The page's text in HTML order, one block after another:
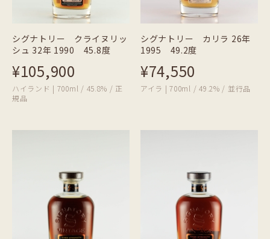
シグナトリー クライヌリッ
シュ 32年 1990 45.8度
¥105,900
ハイランド | 700ml / 45.8% / 正
規品
シグナトリー カリラ 26年
1995 49.2度
¥74,550
アイラ | 700ml / 49.2% / 並行品